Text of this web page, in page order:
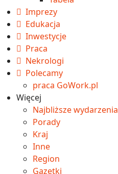
Imprezy
Edukacja
Inwestycje
Praca
Nekrologi
Polecamy
praca GoWork.pl
Więcej
Najbliższe wydarzenia
Porady
Kraj
Inne
Region
Gazetki